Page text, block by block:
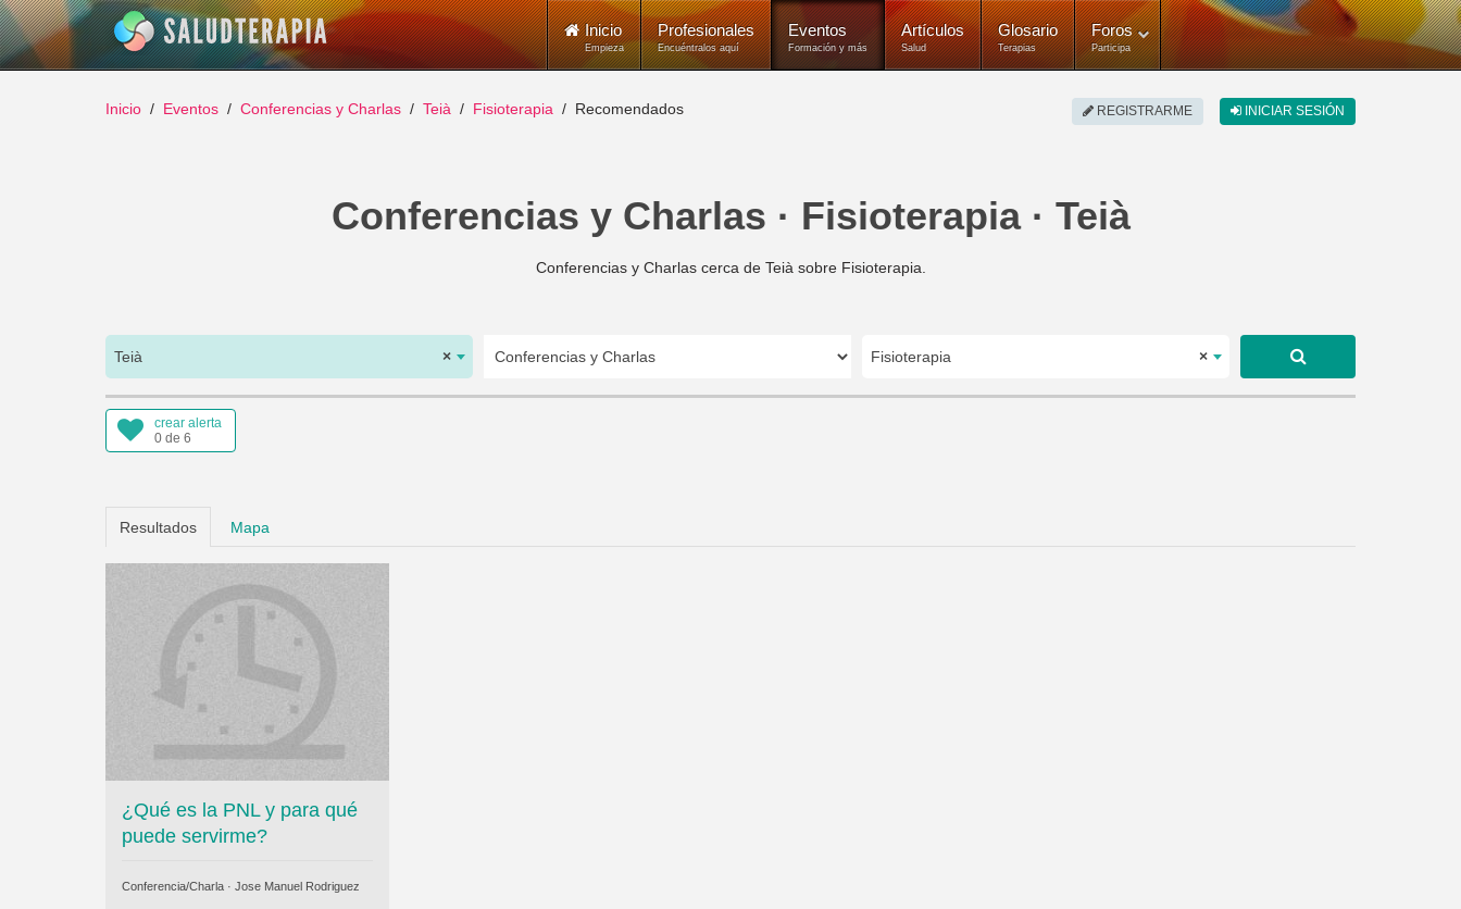
Inicio
Empieza
Profesionales
Encuéntralos aquí
Eventos
Formación y más
Artículos
Salud
Glosario
Terapias
Foros
Participa
REGISTRARME INICIAR SESIÓN
Inicio Eventos Conferencias y Charlas Teià Fisioterapia Recomendados
Conferencias y Charlas · Fisioterapia · Teià
Conferencias y Charlas cerca de Teià sobre Fisioterapia.
×
Teià ×
Fisioterapia
crear alerta
0 de 6
Resultados Mapa
¿Qué es la PNL y para qué
puede servirme?
Conferencia/Charla · Jose Manuel Rodriguez